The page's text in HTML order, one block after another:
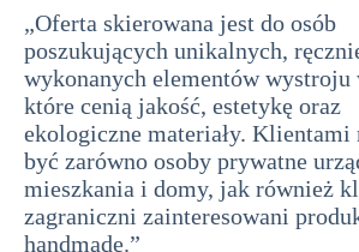
„Oferta skierowana jest do osób
poszukujących unikalnych,
wykonanych elementów wystroju
które cenią jakość, estetykę oraz
ekologiczne materiały. Klientami
być zarówno osoby prywatne
mieszkania i domy, jak również
zagraniczni zainteresowani
handmade.”